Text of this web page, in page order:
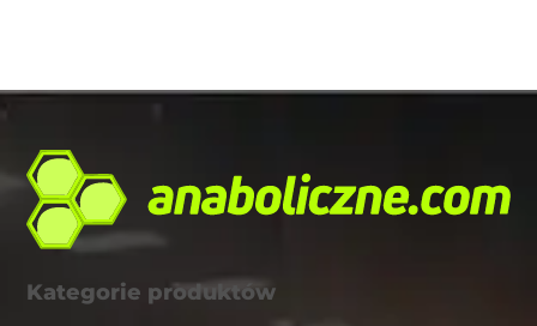
Kategorie produktów